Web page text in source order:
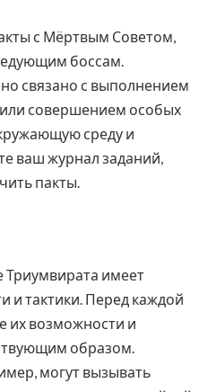
с Мёртвым Советом,
боссам.
связано с выполнением
совершением особых
среду и
ваш журнал заданий,
пакты.
Триумвирата имеет
и тактики. Перед каждой
их возможности и
образом.
могут вызывать